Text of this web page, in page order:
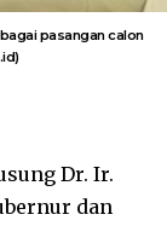
pasangan calon
Dr. Ir.
dan